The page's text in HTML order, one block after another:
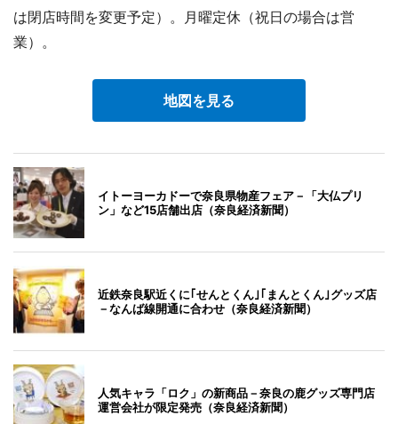
は閉店時間を変更予定）。月曜定休（祝日の場合は営
業）。
地図を見る
イトーヨーカドーで奈良県物産フェア－「大仏プリ
ン」など15店舗出店（奈良経済新聞）
近鉄奈良駅近くに｢せんとくん｣｢まんとくん｣グッズ店
－なんば線開通に合わせ（奈良経済新聞）
人気キャラ「ロク」の新商品－奈良の鹿グッズ専門店
運営会社が限定発売（奈良経済新聞）